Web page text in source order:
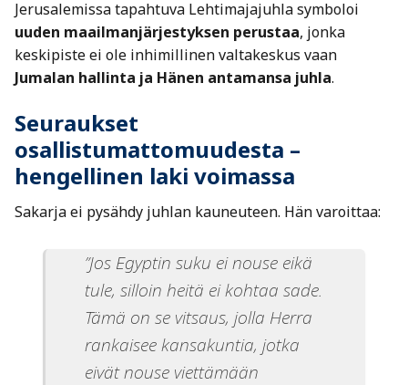
Jerusalemissa tapahtuva Lehtimajajuhla symboloi
uuden maailmanjärjestyksen perustaa, jonka
keskipiste ei ole inhimillinen valtakeskus vaan
Jumalan hallinta ja Hänen antamansa juhla.
Seuraukset
osallistumattomuudesta –
hengellinen laki voimassa
Sakarja ei pysähdy juhlan kauneuteen. Hän varoittaa:
”Jos Egyptin suku ei nouse eikä
tule, silloin heitä ei kohtaa sade.
Tämä on se vitsaus, jolla Herra
rankaisee kansakuntia, jotka
eivät nouse viettämään